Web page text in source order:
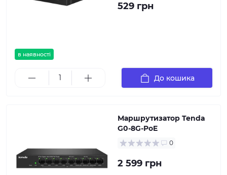
в наявності
529 грн
До кошика
Маршрутизатор Tenda
G0-8G-PoE
0
2 599 грн